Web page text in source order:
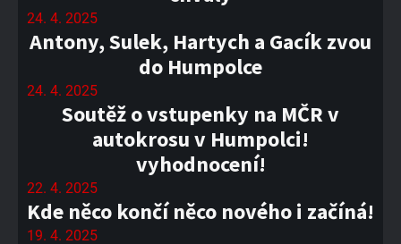
24. 4. 2025
Antony, Sulek, Hartych a Gacík zvou
do Humpolce
24. 4. 2025
Soutěž o vstupenky na MČR v
autokrosu v Humpolci!
vyhodnocení!
22. 4. 2025
Kde něco končí něco nového i začíná!
19. 4. 2025